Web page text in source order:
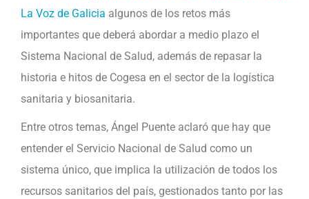
La Voz de Galicia algunos de los retos más
importantes que deberá abordar a medio plazo el
Sistema Nacional de Salud, además de repasar la
historia e hitos de Cogesa en el sector de la logística
sanitaria y biosanitaria.
Entre otros temas, Ángel Puente aclaró que hay que
entender el Servicio Nacional de Salud como un
sistema único, que implica la utilización de todos los
recursos sanitarios del país, gestionados tanto por las